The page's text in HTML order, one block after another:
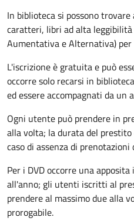
In biblioteca si possono
caratteri, libri ad alta
Aumentativa e Alternativa) per
L'iscrizione è gratuita e può
occorre solo recarsi in
ed essere accompagnati da un
Ogni utente può prendere in
alla volta; la durata del
caso di assenza di
Per i DVD occorre una
all'anno; gli utenti iscritti al
prendere al massimo due alla
prorogabile.